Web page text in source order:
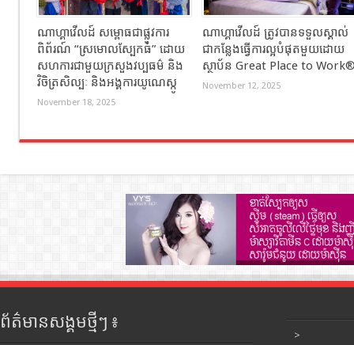
ណាហ្គាវើលដ៍ សម្ពោធជាផ្លូវការ
ពិព័រណ៍ “ស្រមោលស្បែកធំ” ដោយ
សហការជាមួយក្រសួងវប្បធម៌ និង
វិចិត្រសិល្បៈ និងអង្គការយូណេស្កូ
November 18, 2025
ណាហ្គាវើលដ៍ ត្រូវបានទទួលស្គាល់
ជាកន្លែងធ្វើការល្អបំផុតមួយដោយ
ស្ថាប័ន Great Place to
November 12, 2025
ព័ត៌មានសង្គមថ្មីៗ ៖
>